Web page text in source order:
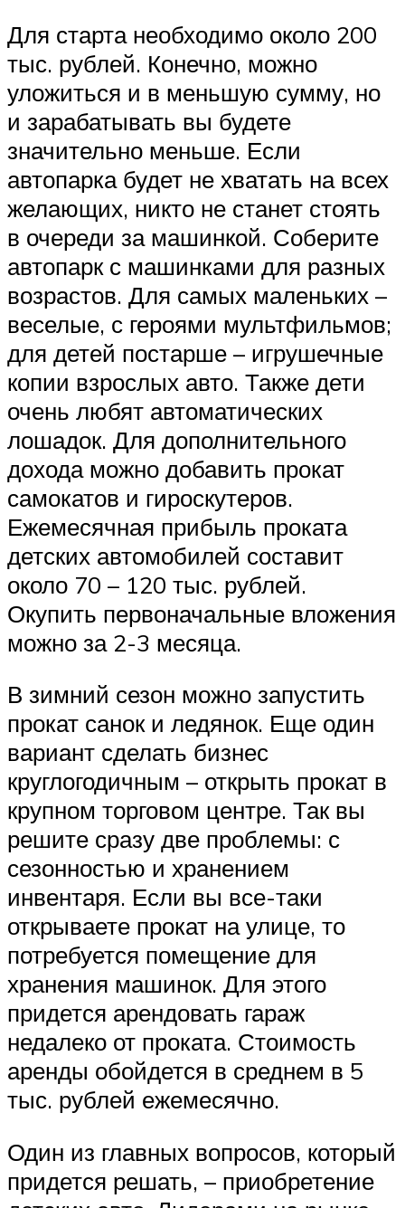
Для старта необходимо около 200
тыс. рублей. Конечно, можно
уложиться и в меньшую сумму, но
и зарабатывать вы будете
значительно меньше. Если
автопарка будет не хватать на всех
желающих, никто не станет стоять
в очереди за машинкой. Соберите
автопарк с машинками для разных
возрастов. Для самых маленьких –
веселые, с героями мультфильмов;
для детей постарше – игрушечные
копии взрослых авто. Также дети
очень любят автоматических
лошадок. Для дополнительного
дохода можно добавить прокат
самокатов и гироскутеров.
Ежемесячная прибыль проката
детских автомобилей составит
около 70 – 120 тыс. рублей.
Окупить первоначальные вложения
можно за 2-3 месяца.
В зимний сезон можно запустить
прокат санок и ледянок. Еще один
вариант сделать бизнес
круглогодичным – открыть прокат в
крупном торговом центре. Так вы
решите сразу две проблемы: с
сезонностью и хранением
инвентаря. Если вы все-таки
открываете прокат на улице, то
потребуется помещение для
хранения машинок. Для этого
придется арендовать гараж
недалеко от проката. Стоимость
аренды обойдется в среднем в 5
тыс. рублей ежемесячно.
Один из главных вопросов, который
придется решать, – приобретение